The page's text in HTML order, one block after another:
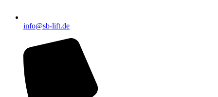
info@sb-lift.de